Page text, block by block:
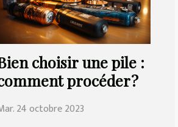
choisir une pile :
procéder ?
24 octobre 2023